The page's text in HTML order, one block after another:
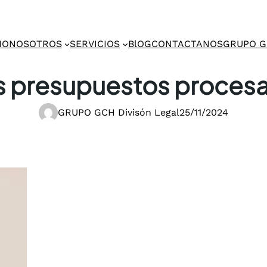
NOSOTROS SERVICIOS BlOGCONTACTANOSGRUPO
presupuestos
GRUPO GCH Divisón Legal25/11/2024